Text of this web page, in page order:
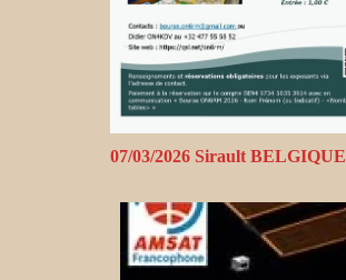
07/03/2026 Sirault BELGIQUE